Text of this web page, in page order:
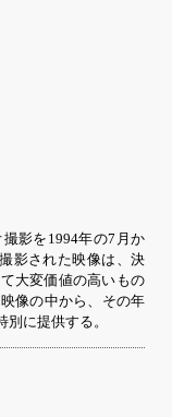
影を1994年の7月か
影された映像は、決
大変価値の高いもの
像の中から、その年
に提供する。